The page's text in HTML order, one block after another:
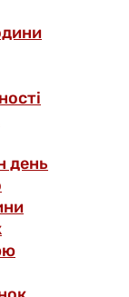
день